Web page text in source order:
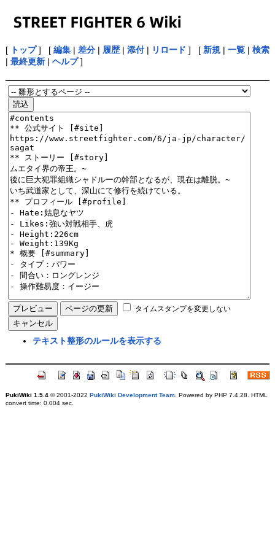
[ トップ] [ 編集| 差分| 履歴| 添付| リロード ] [ 新規| 一覧| 検索
| 最終更新| ヘルプ]
タイムスタンプを変更しない
テキスト整形のルールを表示する
PukiWiki 1.5.4© 2001-2022 PukiWiki Development Team. Powered by PHP 7.4.28. HTML
convert time: 0.004 sec.